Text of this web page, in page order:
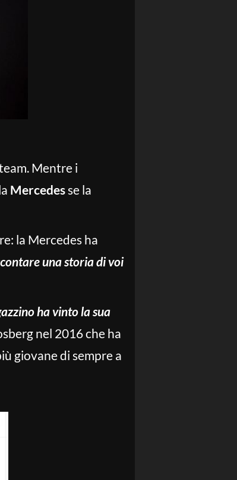
Mentre i
Mercedesse la
la Mercedes ha
una storia di voi
ha vinto la sua
nel 2016 che ha
giovane di sempre a